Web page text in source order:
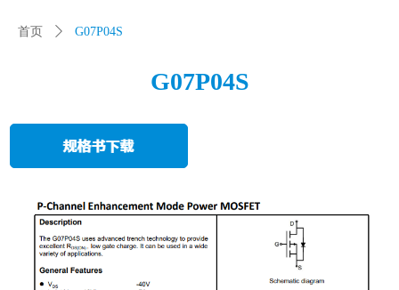
G07P04S
首页 ꄲ G07P04S